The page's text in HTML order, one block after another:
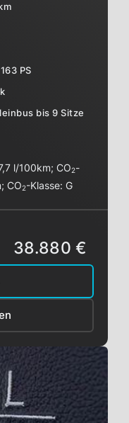
PS
bis 9 Sitze
l/100km;CO2-
;CO2-Klasse:G
38.880 €